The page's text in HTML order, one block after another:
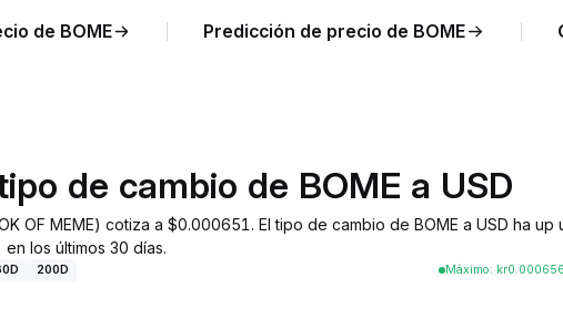
de BOME Predicción de precio de BOME
de cambio de BOME a USD
OF MEME) cotiza a $0.000651. El tipo de cambio de BOME a USD ha
los últimos 30 días.
200D Máximo: kr0.000656